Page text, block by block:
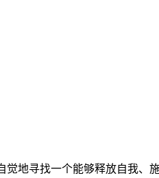
地寻找一个能够释放自我